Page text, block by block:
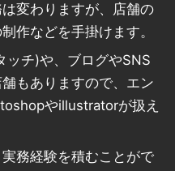
変わりますが、店舗の
作などを手掛けます。
ッチ)や、ブログやSNS
もありますので、エン
やillustratorが扱え
務経験を積むことがで